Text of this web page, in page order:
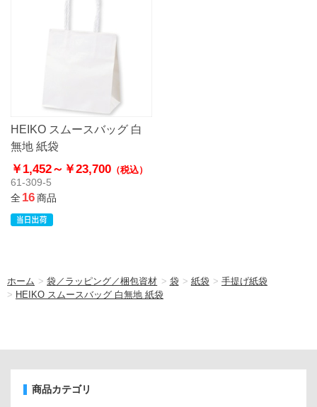
HEIKO スムースバッグ 白
無地 紙袋
￥1,452～ ￥23,700 （税込）
61-309-5
全16商品
ホーム >袋／ラッピング／梱包資材 > 袋 > 紙袋 > 手提げ紙袋
> HEIKO スムースバッグ 白無地 紙袋
商品カテゴリ